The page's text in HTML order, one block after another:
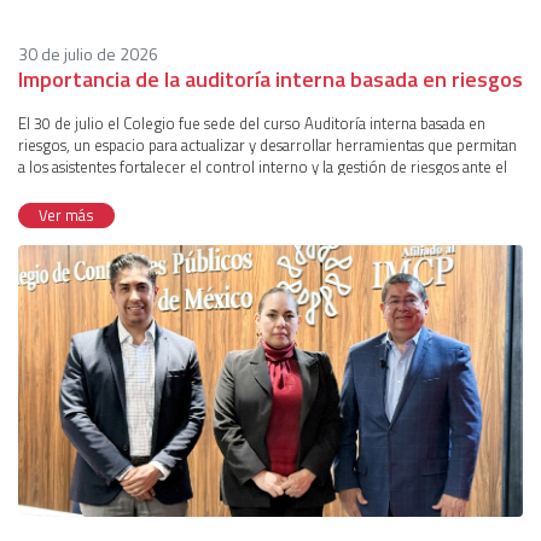
30 de julio de 2026
Importancia de la auditoría interna basada en riesgos
El 30 de julio el Colegio fue sede del curso Auditoría interna basada en
riesgos, un espacio para actualizar y desarrollar herramientas que permitan
a los asistentes fortalecer el control interno y la gestión de riesgos ante el
constante. El curso fue presentado por la comisión T. SE de Auditoría
Interna, con la participación de sus integrantes Georgina Galicia Reyes y
Omar Hinojosa Badillo y la coordinación de Edgar Cruz Cruz.Para
comenzar, se delineó el camino de transformación de la Auditoría Interna,
que comenzó con tareas de verificación y detección de errores para
orientar en el cumplimiento de políticas y procedimientos; posteriormente,
amplió su alcance a la evaluación de controles internos, convirtiéndose en
una herramienta clave para la gestión operativa; hasta finalmente llegar al
enfoque actual basado en riesgos que consolida esta disciplina como un
elemento fundamental para preservar la continuidad de un negocio
mediante la planeación estratégica y la gestión de riesgos.Durante su
ponencia, los expertos resaltaron que la Auditoría interna basada en riesgos
tiene un ciclo de vida reiterativo de cuatro fases: evaluación de riesgos y
planeación, ejecución del encargo de auditoría, informes de auditoría y la
gestión de incidencias. Al desarrollar cada uno, se hizo notar que el mayor
Ver más